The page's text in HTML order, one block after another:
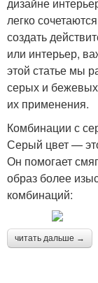
дизайне
легко
создать
или интерьер,
этой статье мы
серых и
их применения.
Комбинации с
Серый цвет —
Он помогает
образ более
комбинаций:
читать дальше →